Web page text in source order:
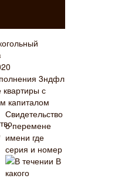
3ндфл
квартиры с
капиталом
Свидетельство
о перемене
имени где
серия и номер
В